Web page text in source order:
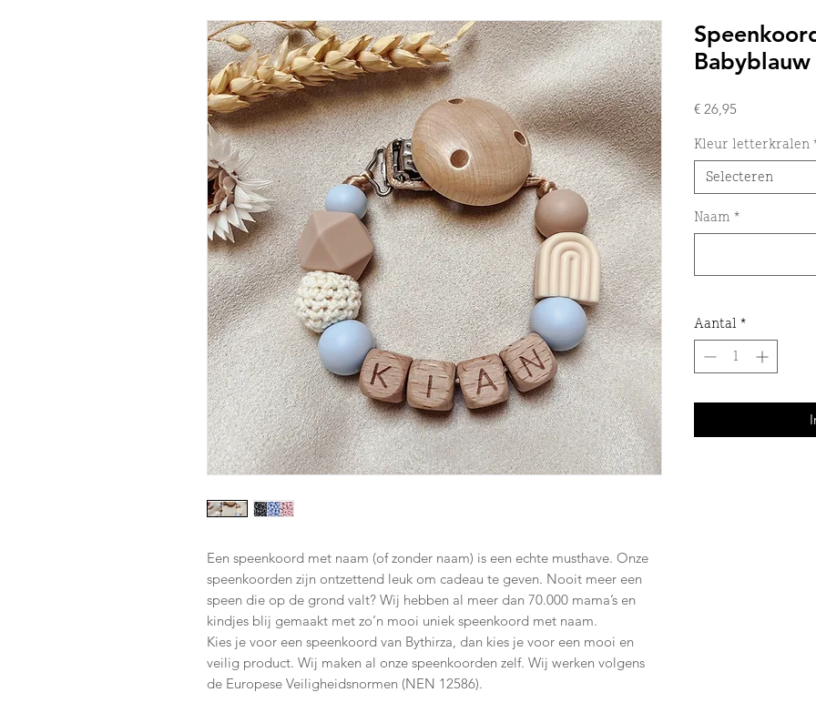
Een speenkoord met naam (of zonder naam) is een echte musthave. Onze
speenkoorden zijn ontzettend leuk om cadeau te geven. Nooit meer een
speen die op de grond valt? Wij hebben al meer dan 70.000 mama’s en
kindjes blij gemaakt met zo’n mooi uniek speenkoord met naam.
Kies je voor een speenkoord van Bythirza, dan kies je voor een mooi en
veilig product. Wij maken al onze speenkoorden zelf. Wij werken volgens
de Europese Veiligheidsnormen (NEN 12586).
Babyblauw
€ 26,95
Kleur letterkralen
Selecteren
Naam *
Aantal *